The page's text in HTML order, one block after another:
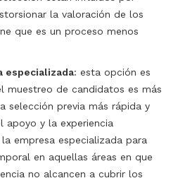
la valoración de los
que es un proceso menos
especializada: esta opción es
muestreo de candidatos es más
selección previa más rápida y
apoyo y la experiencia
empresa especializada para
en aquellas áreas en que
no alcancen a cubrir los